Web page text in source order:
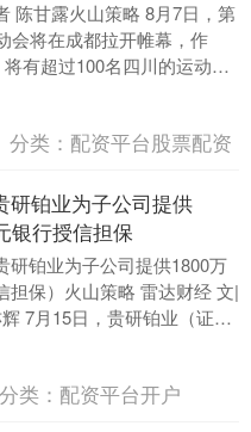
陈甘露火山策略 8月7日，第
会将在成都拉开帷幕，作
将有超过100名四川的运动
作人员、裁判员参与本届
分类： 配资平台股票配资
研铂业为子公司提供
银行授信担保
研铂业为子公司提供1800万
担保）火山策略 雷达财经 文|
7月15日，贵研铂业（证券
）发布公告称，将....
分类： 配资平台开户